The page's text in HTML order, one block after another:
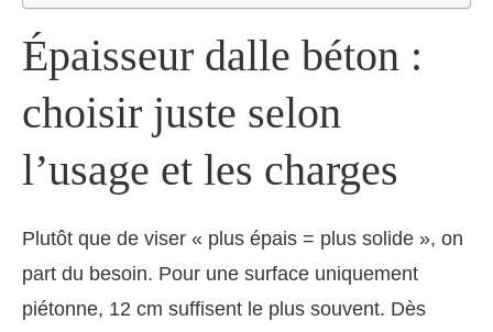
Épaisseur dalle béton :
choisir juste selon
l’usage et les charges
Plutôt que de viser « plus épais = plus solide », on
part du besoin. Pour une surface uniquement
piétonne, 12 cm suffisent le plus souvent. Dès